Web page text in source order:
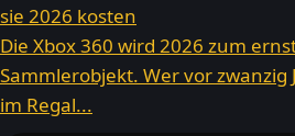
sie 2026 kosten
Die Xbox 360 wird 2026 zum
Sammlerobjekt. Wer vor zwanzig
im Regal...